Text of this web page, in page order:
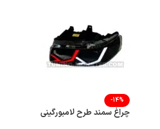
-14%
چراغ سمند طرح لامبورگینی